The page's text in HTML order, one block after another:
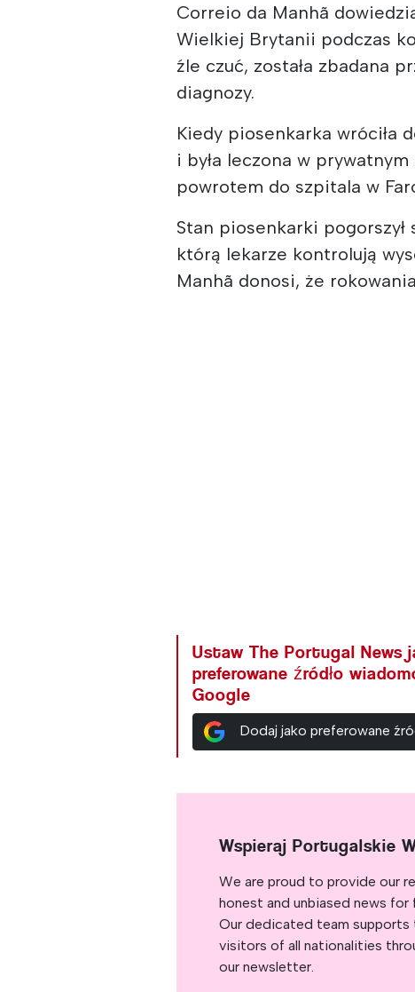
Correio da Manhã
Wielkiej Brytanii podczas
źle czuć, została zbadana
diagnozy.
Kiedy piosenkarka wróciła
i była leczona w
powrotem do szpitala w
Stan piosenkarki
którą lekarze kontrolują
Manhã donosi, że
Ustaw The Portugal News
preferowane źródło
Google
Dodaj jako preferowane
Wspieraj Portugalskie
We are proud to provide our
honest and unbiased news
Our dedicated team supports
visitors of all nationalities
our newsletter.